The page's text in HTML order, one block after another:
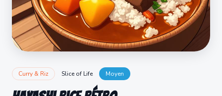
Curry & Riz Slice of Life Moyen